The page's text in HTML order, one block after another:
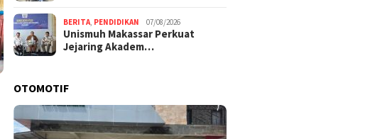
BERITA, PENDIDIKAN 07/08/2026
Unismuh Makassar Perkuat
Jejaring Akadem…
OTOMOTIF